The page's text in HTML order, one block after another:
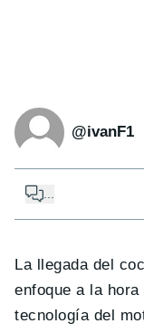
@ivanF1
La llegada del
enfoque a la
tecnología del